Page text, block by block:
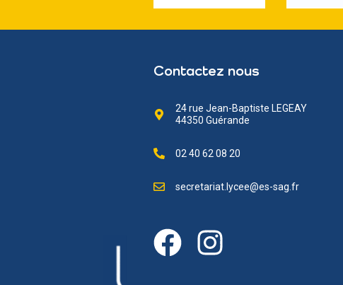
Contactez nous
24 rue Jean-Baptiste LEGEAY
44350 Guérande
02 40 62 08 20
secretariat.lycee@es-sag.fr